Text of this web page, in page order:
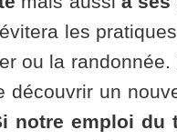
les
ou la
un
notre emploi du